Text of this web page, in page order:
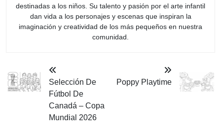
destinadas a los niños. Su talento y pasión por el arte infantil
dan vida a los personajes y escenas que inspiran la
imaginación y creatividad de los más pequeños en nuestra
comunidad.
Selección De
Fútbol De
Canadá – Copa
Mundial 2026
Poppy Playtime